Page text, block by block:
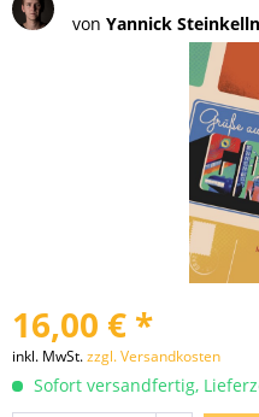
von Yannick
16,00 € *
inkl. MwSt.zzgl. Versandkosten
Sofort versandfertig,